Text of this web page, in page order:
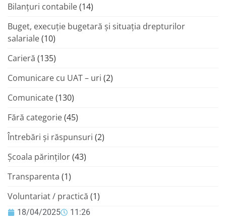
18/04/2025 11:26
Bilanțuri contabile(14)
Buget, execuție bugetară și situația drepturilor
salariale(10)
Carieră (135)
Comunicare cu UAT – uri (2)
Comunicate(130)
Fără categorie(45)
Întrebări și răspunsuri (2)
Şcoala părinţilor(43)
Transparenta (1)
Voluntariat / practică (1)